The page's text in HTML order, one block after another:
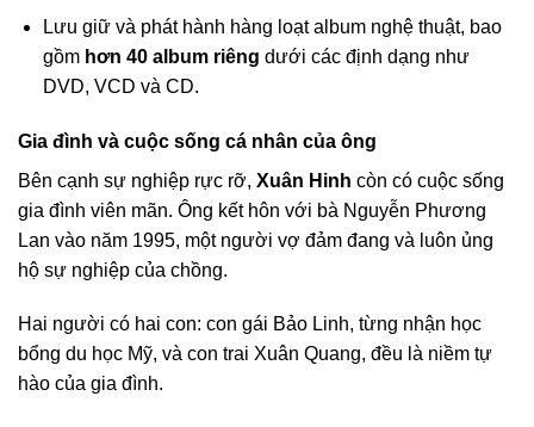
Lưu giữ và phát hành hàng loạt album nghệ thuật, bao
gồm hơn 40 album riêng dưới các định dạng như
DVD, VCD và CD.
Gia đình và cuộc sống cá nhân của ông
Bên cạnh sự nghiệp rực rỡ, Xuân Hinh còn có cuộc sống
gia đình viên mãn. Ông kết hôn với bà Nguyễn Phương
Lan vào năm 1995, một người vợ đảm đang và luôn ủng
hộ sự nghiệp của chồng.
Hai người có hai con: con gái Bảo Linh, từng nhận học
bổng du học Mỹ, và con trai Xuân Quang, đều là niềm tự
hào của gia đình.